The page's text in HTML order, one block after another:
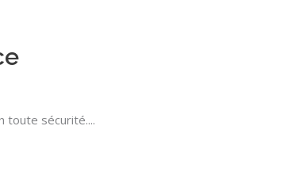
toute sécurité.